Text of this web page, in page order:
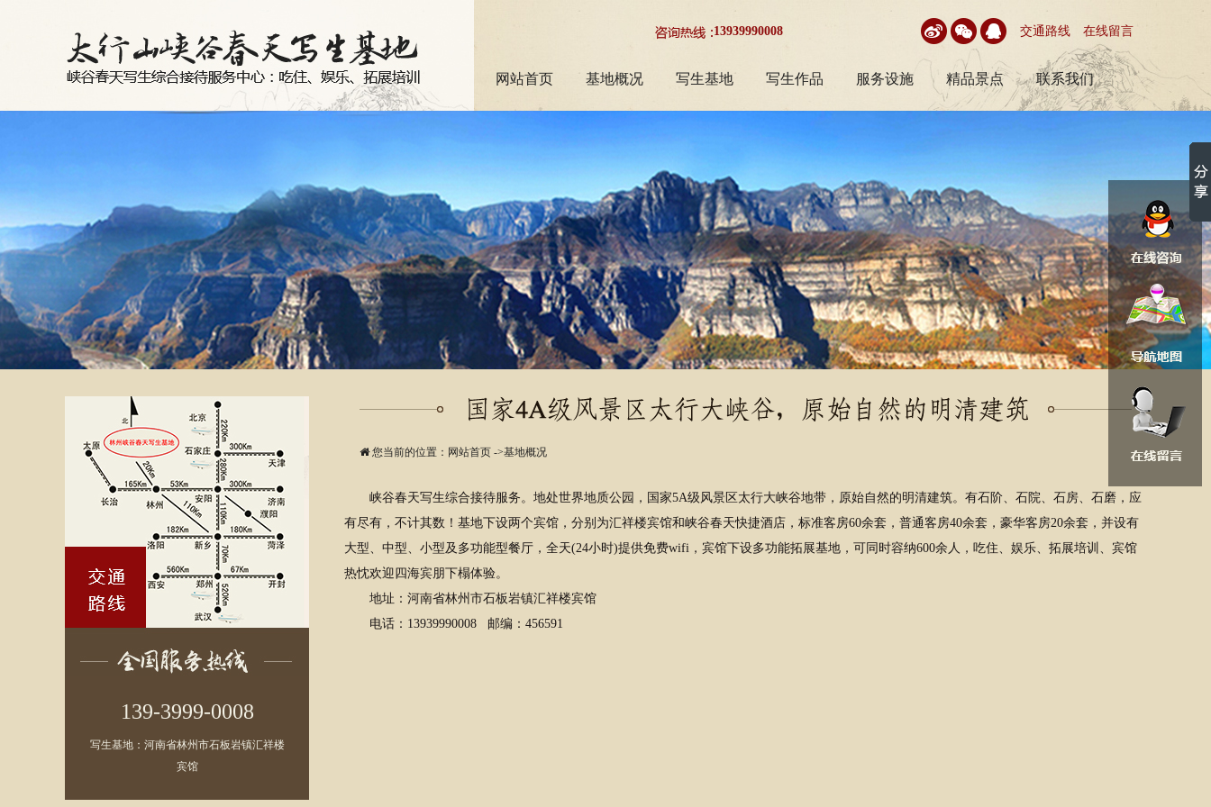
网站首页 基地概况 写生基地 写生作品 服务设施 精品景点 联系我们
13939990008 交通路线 在线留言
139-3999-0008
写生基地：河南省林州市石板岩镇汇祥楼
宾馆
您当前的位置： 网站首页->基地概况
峡谷春天写生综合接待服务。地处世界地质公园，国家5A级风景区太行大峡谷地带，原始自然的明清建筑。有石阶、石院、石房、石磨，应
有尽有，不计其数！基地下设两个宾馆，分别为汇祥楼宾馆和峡谷春天快捷酒店，标准客房60余套，普通客房40余套，豪华客房20余套，并设有
大型、中型、小型及多功能型餐厅，全天(24小时)提供免费wifi，宾馆下设多功能拓展基地，可同时容纳600余人，吃住、娱乐、拓展培训、宾馆
热忱欢迎四海宾朋下榻体验。
地址：河南省林州市石板岩镇汇祥楼宾馆
电话：13939990008 邮编：456591